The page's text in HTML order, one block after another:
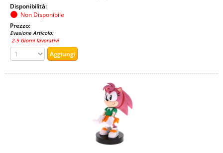
Disponibilità:
Non Disponibile
Prezzo:
Evasione Articolo:
2-5 Giorni lavorativi